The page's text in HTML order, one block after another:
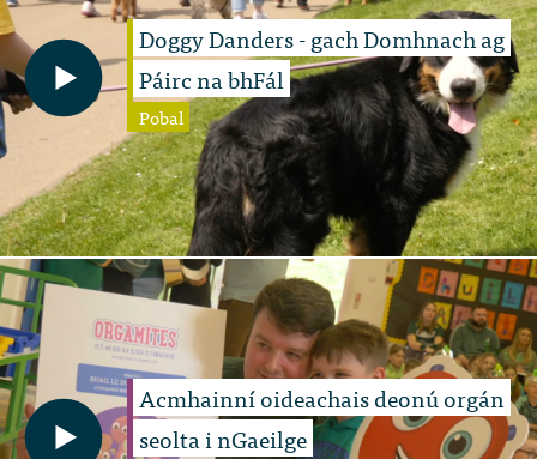
Doggy Danders - gach Domhnach ag
Páirc na bhFál
Pobal
Acmhainní oideachais deonú orgán
seolta i nGaeilge